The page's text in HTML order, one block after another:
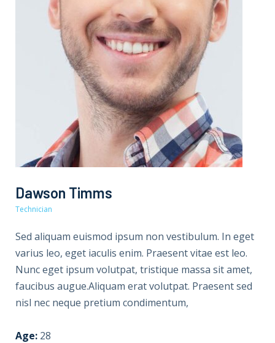
Dawson Timms
Technician
Sed aliquam euismod ipsum non vestibulum. In eget
varius leo, eget iaculis enim. Praesent vitae est leo.
Nunc eget ipsum volutpat, tristique massa sit amet,
faucibus augue.Aliquam erat volutpat. Praesent sed
nisl nec neque pretium condimentum,
Age: 28